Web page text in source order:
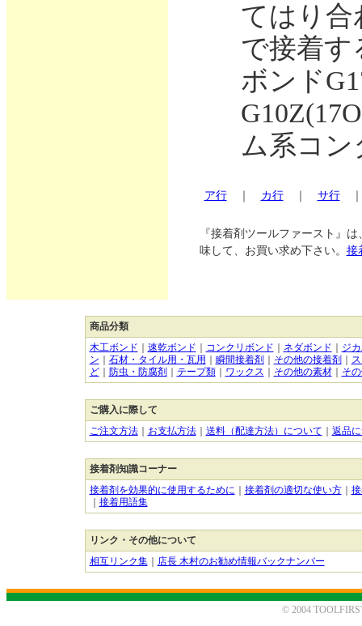
てはり合
で接着す
ボンド
ム系コン
ア行｜ カ行｜ サ行
『接着剤ツールファースト』
味して、お買い求め下さい。 接
商品分類
木工ボンド
速乾ボンド コンクリボンド ネダボンド
ジ
ン
石材・タイル用・瓦用 瞬間接着剤 その他の接着剤
ど｜ 防虫・防腐剤 テープ類｜ ワックス その他の素材｜ そ
ご購入に際して
ご注文方法｜ お支払方法｜ 送料（配達方法）について 返品
接着剤知識コーナー
接着剤を効果的に使用するために
接着剤の適切な使い方｜
接着用語集
リンク・その他について
相互リンク集｜ 店長 木村のお勧め情報バックナンバー
© 2004